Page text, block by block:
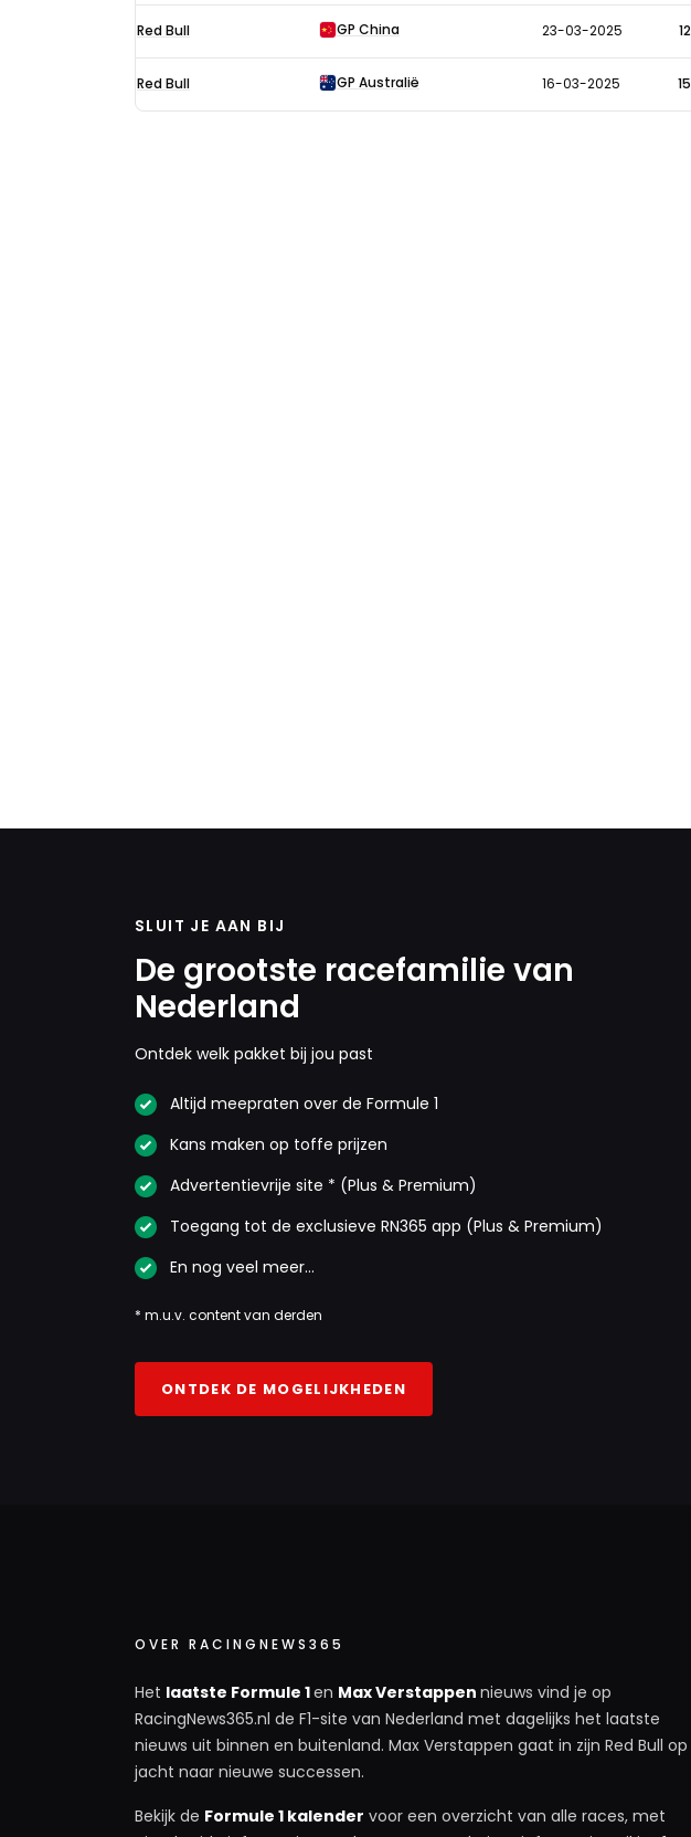
Red Bull GP China 23-03-2025 12
Red Bull GP Australië 16-03-2025 15
SLUIT JE AAN BIJ
De grootste racefamilie van
Nederland
Ontdek welk pakket bij jou past
Altijd meepraten over de Formule 1
Kans maken op toffe prijzen
Advertentievrije site * (Plus & Premium)
Toegang tot de exclusieve RN365 app (Plus & Premium)
En nog veel meer…
* m.u.v. content van derden
ONTDEK DE MOGELIJKHEDEN
OVER RACINGNEWS365
Het laatste Formule 1en Max Verstappen nieuws vind je op
RacingNews365.nl de F1-site van Nederland met dagelijks het laatste
nieuws uit binnen en buitenland. Max Verstappen gaat in zijn Red Bull op
jacht naar nieuwe successen.
Bekijk de Formule 1 kalender voor een overzicht van alle races, met